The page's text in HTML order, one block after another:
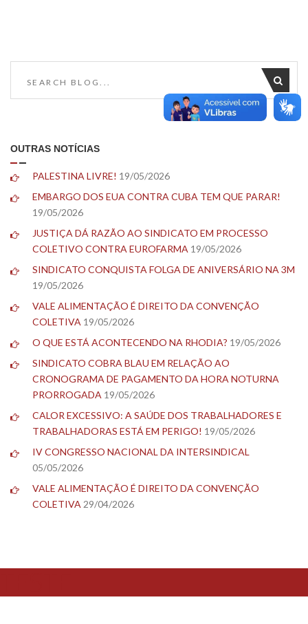
OUTRAS NOTÍCIAS
PALESTINA LIVRE! 19/05/2026
EMBARGO DOS EUA CONTRA CUBA TEM QUE PARAR!
19/05/2026
JUSTIÇA DÁ RAZÃO AO SINDICATO EM PROCESSO
COLETIVO CONTRA EUROFARMA 19/05/2026
SINDICATO CONQUISTA FOLGA DE ANIVERSÁRIO NA 3M
19/05/2026
VALE ALIMENTAÇÃO É DIREITO DA CONVENÇÃO
COLETIVA 19/05/2026
O QUE ESTÁ ACONTECENDO NA RHODIA? 19/05/2026
SINDICATO COBRA BLAU EM RELAÇÃO AO
CRONOGRAMA DE PAGAMENTO DA HORA NOTURNA
PRORROGADA 19/05/2026
CALOR EXCESSIVO: A SAÚDE DOS TRABALHADORES E
TRABALHADORAS ESTÁ EM PERIGO! 19/05/2026
IV CONGRESSO NACIONAL DA INTERSINDICAL
05/05/2026
VALE ALIMENTAÇÃO É DIREITO DA CONVENÇÃO
COLETIVA 29/04/2026
TESTE